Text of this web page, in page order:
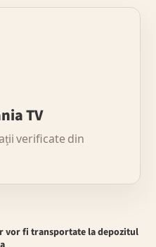
TV
verificate din
vor fi transportate la depozitul